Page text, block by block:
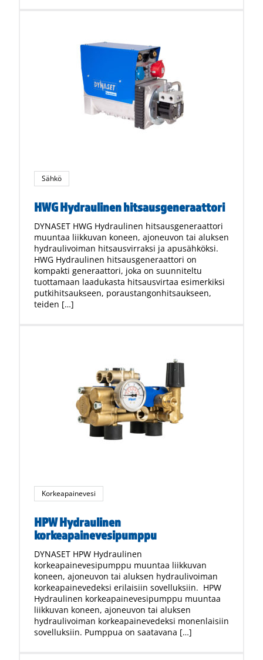
Sähkö
HWG Hydraulinen hitsausgeneraattori
DYNASET HWG Hydraulinen hitsausgeneraattori
muuntaa liikkuvan koneen, ajoneuvon tai aluksen
hydraulivoiman hitsausvirraksi ja apusähköksi.
HWG Hydraulinen hitsausgeneraattori on
kompakti generaattori, joka on suunniteltu
tuottamaan laadukasta hitsausvirtaa esimerkiksi
putkihitsaukseen, poraustangonhitsaukseen,
teiden […]
Korkeapainevesi
HPW Hydraulinen
korkeapainevesipumppu
DYNASET HPW Hydraulinen
korkeapainevesipumppu muuntaa liikkuvan
koneen, ajoneuvon tai aluksen hydraulivoiman
korkeapainevedeksi erilaisiin sovelluksiin. HPW
Hydraulinen korkeapainevesipumppu muuntaa
liikkuvan koneen, ajoneuvon tai aluksen
hydraulivoiman korkeapainevedeksi monenlaisiin
sovelluksiin. Pumppua on saatavana […]